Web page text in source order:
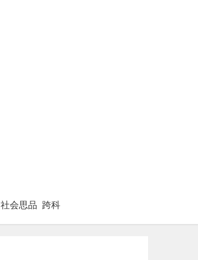
社会思品 跨科